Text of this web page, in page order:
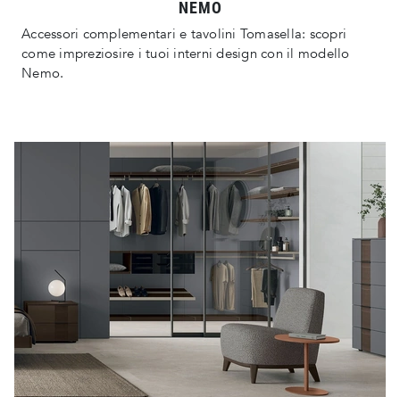
NEMO
Accessori complementari e tavolini Tomasella: scopri
come impreziosire i tuoi interni design con il modello
Nemo.